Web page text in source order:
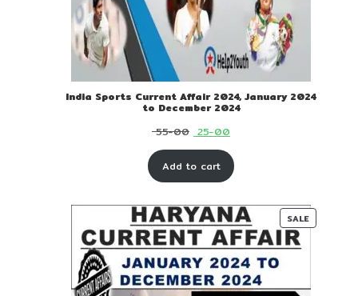
India Sports Current Affair 2024, January 2024
to December 2024
55-00 Original
price
was:
00.
25-00Current
price
is:
00.
Add to cart
SALE